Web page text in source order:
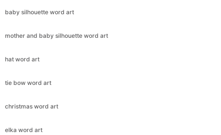
baby silhouette word art
mother and baby silhouette word art
hat word art
tie bow word art
christmas word art
elka word art